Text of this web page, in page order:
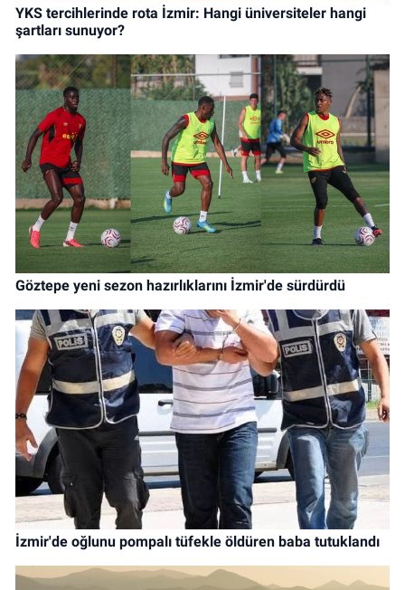
YKS tercihlerinde rota İzmir: Hangi üniversiteler hangi
şartları sunuyor?
Göztepe yeni sezon hazırlıklarını İzmir'de sürdürdü
İzmir'de oğlunu pompalı tüfekle öldüren baba tutuklandı